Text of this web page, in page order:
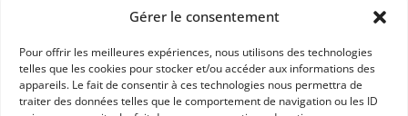
Gérer le consentement
Pour offrir les meilleures expériences, nous utilisons des technologies
telles que les cookies pour stocker et/ou accéder aux informations des
appareils. Le fait de consentir à ces technologies nous permettra de
traiter des données telles que le comportement de navigation ou les ID
APHG